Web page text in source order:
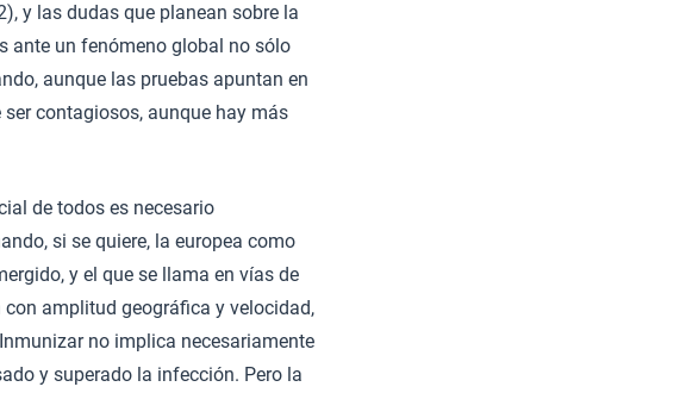
y las dudas que planean sobre la
ante un fenómeno global no sólo
aunque las pruebas apuntan en
contagiosos, aunque hay más
de todos es necesario
si se quiere, la europea como
y el que se llama en vías de
amplitud geográfica y velocidad,
no implica necesariamente
y superado la infección. Pero la